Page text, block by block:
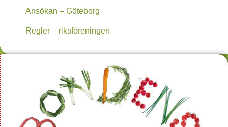
Ansökan – Göteborg
Regler – riksföreningen